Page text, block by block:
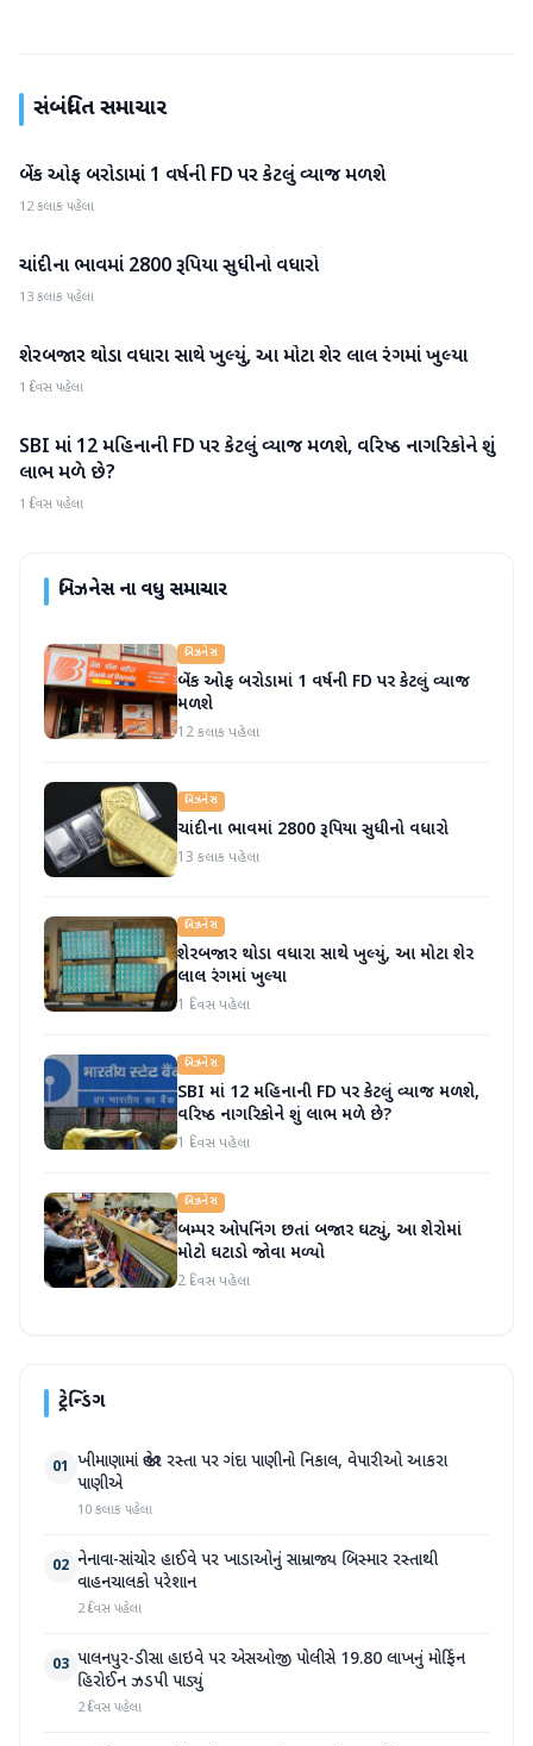
સંબંધિત સમાચાર
બિઝનેસ
બેંક ઓફ બરોડામાં 1 વર્ષની FD પર કેટલું વ્યાજ મળશે
12 કલાક પહેલા
બિઝનેસ
ચાંદીના ભાવમાં 2800 રૂપિયા સુધીનો વધારો
13 કલાક પહેલા
બિઝનેસ
શેરબજાર થોડા વધારા સાથે ખુલ્યું, આ મોટા શેર લાલ રંગમાં ખુલ્યા
1 દિવસ પહેલા
બિઝનેસ
SBI માં 12 મહિનાની FD પર કેટલું વ્યાજ મળશે, વરિષ્ઠ નાગરિકોને શું
લાભ મળે છે?
1 દિવસ પહેલા
બિઝનેસના વધુ સમાચાર
બિઝનેસ
બેંક ઓફ બરોડામાં 1 વર્ષની FD પર કેટલું વ્યાજ
મળશે
12 કલાક પહેલા
બિઝનેસ
ચાંદીના ભાવમાં 2800 રૂપિયા સુધીનો વધારો
13 કલાક પહેલા
બિઝનેસ
શેરબજાર થોડા વધારા સાથે ખુલ્યું, આ મોટા શેર
લાલ રંગમાં ખુલ્યા
1 દિવસ પહેલા
બિઝનેસ
SBI માં 12 મહિનાની FD પર કેટલું વ્યાજ મળશે,
વરિષ્ઠ નાગરિકોને શું લાભ મળે છે?
1 દિવસ પહેલા
બિઝનેસ
બમ્પર ઓપનિંગ છતાં બજાર ઘટ્યું, આ શેરોમાં
મોટો ઘટાડો જોવા મળ્યો
2 દિવસ પહેલા
ટ્રેન્ડિંગ
01 ખીમાણામાં જાહેર રસ્તા પર ગંદા પાણીનો નિકાલ, વેપારીઓ આકરા
પાણીએ
10 કલાક પહેલા
02 નેનાવા-સાંચોર હાઈવે પર ખાડાઓનું સામ્રાજ્ય બિસ્માર રસ્તાથી
વાહનચાલકો પરેશાન
2 દિવસ પહેલા
03 પાલનપુર-ડીસા હાઇવે પર એસઓજી પોલીસે 19.80 લાખનું મોર્ફિન
હિરોઈન ઝડપી પાડ્યું
2 દિવસ પહેલા